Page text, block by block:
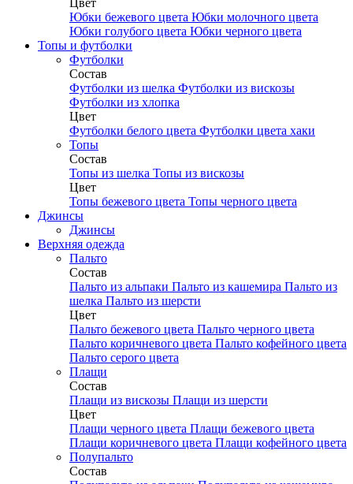
Цвет
Юбки бежевого цвета Юбки молочного цвета
Юбки голубого цвета Юбки черного цвета
Топы и футболки
Футболки
Состав
Футболки из шелка Футболки из вискозы
Футболки из хлопка
Цвет
Футболки белого цвета Футболки цвета хаки
Топы
Состав
Топы из шелка Топы из вискозы
Цвет
Топы бежевого цвета Топы черного цвета
Джинсы
Джинсы
Верхняя одежда
Пальто
Состав
Пальто из альпаки Пальто из кашемира Пальто из
шелка Пальто из шерсти
Цвет
Пальто бежевого цвета Пальто черного цвета
Пальто коричневого цвета Пальто кофейного цвета
Пальто серого цвета
Плащи
Состав
Плащи из вискозы Плащи из шерсти
Цвет
Плащи черного цвета Плащи бежевого цвета
Плащи коричневого цвета Плащи кофейного цвета
Полупальто
Состав